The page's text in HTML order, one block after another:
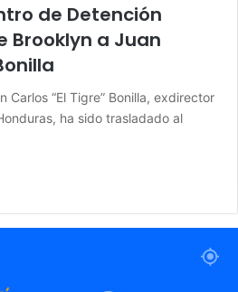
de Detención
Brooklyn a Juan
Carlos “El Tigre” Bonilla, exdirector
ha sido trasladado al